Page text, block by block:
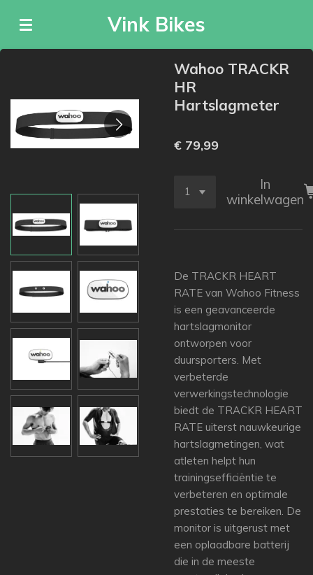
direct
naar
Vink Bikes
Wahoo TRACKR
HR
Hartslagmeter
€ 79,99
In
winkelwagen
De TRACKR HEART
RATE van Wahoo Fitness
is een geavanceerde
hartslagmonitor
ontworpen voor
duursporters. Met
verbeterde
verwerkingstechnologie
biedt de TRACKR HEART
RATE uiterst nauwkeurige
hartslagmetingen, wat
atleten helpt hun
trainingsefficiëntie te
verbeteren en optimale
prestaties te bereiken. De
monitor is uitgerust met
een oplaadbare batterij
die in de meeste